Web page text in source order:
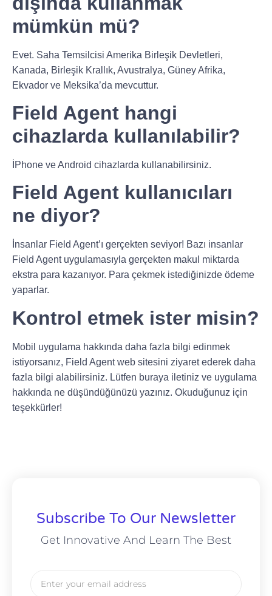
mümkün mü?
Evet. Saha Temsilcisi Amerika Birleşik Devletleri,
Kanada, Birleşik Krallık, Avustralya, Güney Afrika,
Ekvador ve Meksika’da mevcuttur.
Field Agent hangi
cihazlarda kullanılabilir?
İPhone ve Android cihazlarda kullanabilirsiniz.
Field Agent kullanıcıları
ne diyor?
İnsanlar Field Agent’ı gerçekten seviyor! Bazı insanlar
Field Agent uygulamasıyla gerçekten makul miktarda
ekstra para kazanıyor. Para çekmek istediğinizde ödeme
yaparlar.
Kontrol etmek ister misin?
Mobil uygulama hakkında daha fazla bilgi edinmek
istiyorsanız, Field Agent web sitesini ziyaret ederek daha
fazla bilgi alabilirsiniz. Lütfen buraya iletiniz ve uygulama
hakkında ne düşündüğünüzü yazınız. Okuduğunuz için
teşekkürler!
Subscribe To Our Newsletter
Get Innovative And Learn The Best